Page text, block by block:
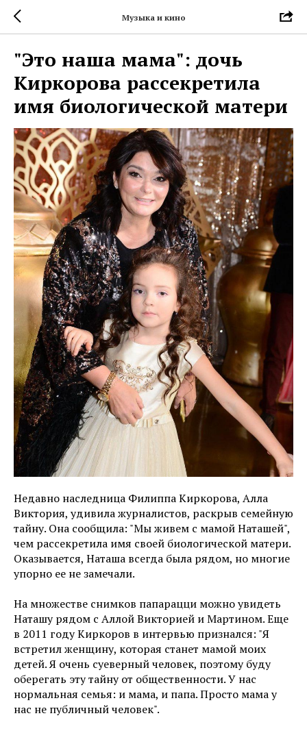
Музыка и кино
"Это наша мама": дочь
Киркорова рассекретила
имя биологической матери
Недавно наследница Филиппа Киркорова, Алла
Виктория, удивила журналистов, раскрыв семейную
тайну. Она сообщила: "Мы живем с мамой Наташей",
чем рассекретила имя своей биологической матери.
Оказывается, Наташа всегда была рядом, но многие
упорно ее не замечали.
На множестве снимков папарацци можно увидеть
Наташу рядом с Аллой Викторией и Мартином. Еще
в 2011 году Киркоров в интервью признался: "Я
встретил женщину, которая станет мамой моих
детей. Я очень суеверный человек, поэтому буду
оберегать эту тайну от общественности. У нас
нормальная семья: и мама, и папа. Просто мама у
нас не публичный человек".